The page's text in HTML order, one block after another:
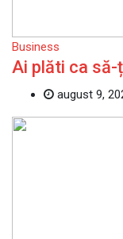
Business
Ai plăti ca
august 9,